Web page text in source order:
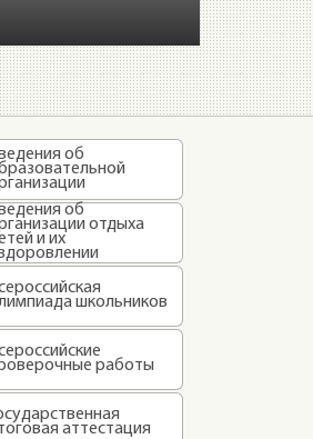
об
об
отдыха
и их
школьников
работы
аттестация